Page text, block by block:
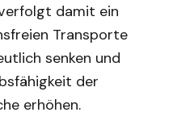
damit ein
Transporte
senken und
der
erhöhen.